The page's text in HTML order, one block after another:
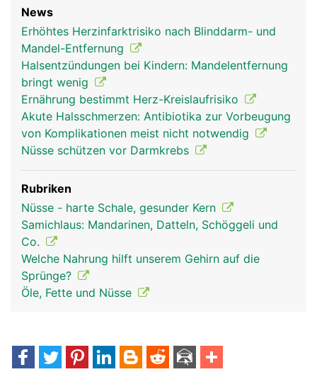
News
Erhöhtes Herzinfarktrisiko nach Blinddarm- und
Mandel-Entfernung
Halsentzündungen bei Kindern: Mandelentfernung
bringt wenig
Ernährung bestimmt Herz-Kreislaufrisiko
Akute Halsschmerzen: Antibiotika zur Vorbeugung
von Komplikationen meist nicht notwendig
Nüsse schützen vor Darmkrebs
Rubriken
Nüsse - harte Schale, gesunder Kern
Samichlaus: Mandarinen, Datteln, Schöggeli und
Co.
Welche Nahrung hilft unserem Gehirn auf die
Sprünge?
Öle, Fette und Nüsse